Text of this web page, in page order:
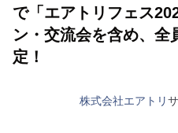
で「エアトリフェス
ン・交流会を含め、全
定！
株式会社エアトリ